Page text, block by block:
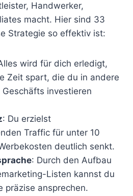
Handwerker,
macht. Hier sind 33
Strategie so effektiv ist:
wird für dich erledigt,
Zeit spart, die du in andere
investieren
: Du erzielst
Traffic für unter 10
deutlich senkt.
: Durch den Aufbau
Listen kannst du
präzise ansprechen.